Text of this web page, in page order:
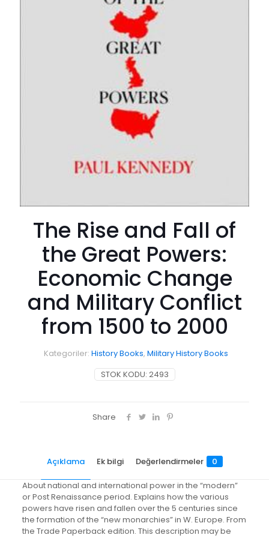
The Rise and Fall of
the Great Powers:
Economic Change
and Military Conflict
from 1500 to 2000
STOK KODU: 2493
Kategoriler: History Books, Military History Books
Share
Açıklama Ek bilgi Değerlendirmeler 0
About national and international power in the “modern”
or Post Renaissance period. Explains how the various
powers have risen and fallen over the 5 centuries since
the formation of the “new monarchies” in W. Europe. From
the Trade Paperback edition. This description may be